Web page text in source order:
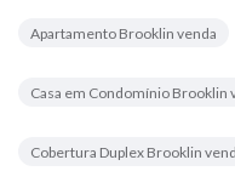
Apartamento Brooklin venda
Casa em Condomínio Brooklin
Cobertura Duplex Brooklin